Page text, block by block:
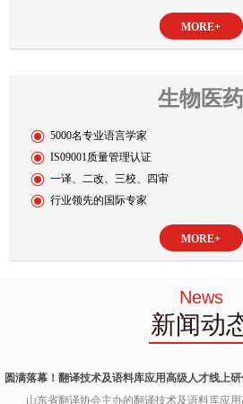
MORE+
生物医药
5000名专业语言学家
IS09001质量管理认证
一译、二改、三校、四审
行业领先的国际专家
MORE+
News
新闻动
圆满落幕！翻译技术及语料库应用高级人才线上
山东省翻译协会主办的翻译技术及语料库应用